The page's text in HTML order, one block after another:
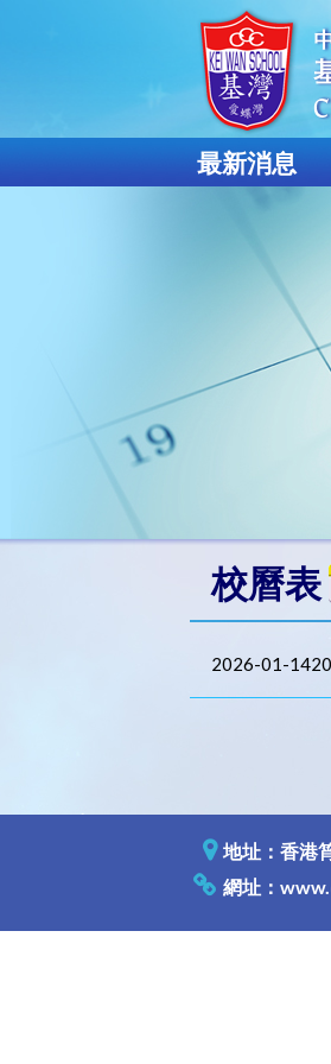
最新消息
校曆表
2026-01-
地址：香港
網址：